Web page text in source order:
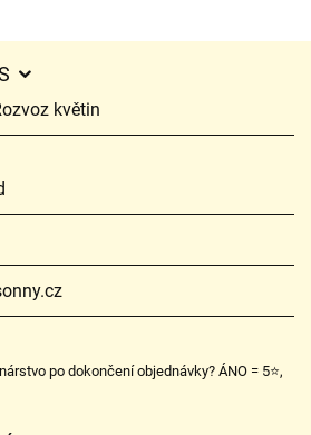
květin
po dokončení objednávky? ÁNO = 5⭐,